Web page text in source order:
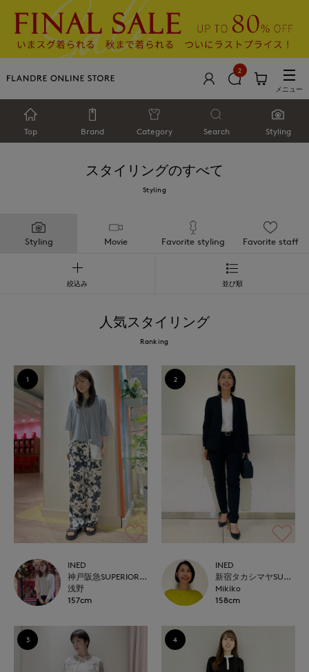
2
メニュー
Top Brand Category Search Styling
スタイリングのすべて
Styling
Styling Movie Favorite styling Favorite staff
絞込み 並び順
人気スタイリング
Ranking
1
INED
神戸阪急SUPERIORCLOSET
浅野
157cm
2
INED
新宿タカシマヤSUPERIOR CLOSET
Mikiko
158cm
3 4